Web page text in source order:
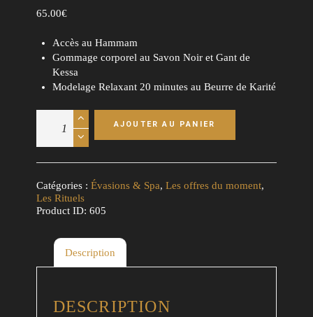
65.00€
Accès au Hammam
Gommage corporel au Savon Noir et Gant de
Kessa
Modelage Relaxant 20 minutes au Beurre de Karité
d'Orient
(1h30)
AJOUTER AU PANIER
Catégories : Évasions & Spa, Les offres du moment,
Les Rituels
Product ID: 605
Description
DESCRIPTION